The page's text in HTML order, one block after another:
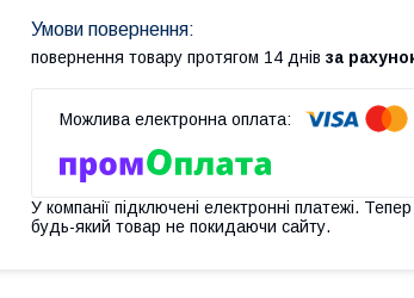
повернення товару протягом 14 днів за
У компанії підключені електронні платежі.
будь-який товар не покидаючи сайту.